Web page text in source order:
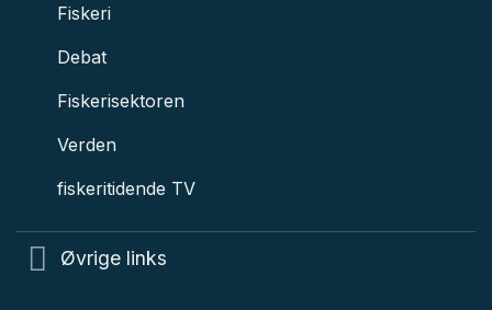
Fiskeri
Debat
Fiskerisektoren
Verden
fiskeritidende TV
Øvrige links